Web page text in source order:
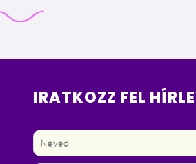
IRATKOZZ FEL